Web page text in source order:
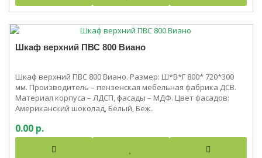
Шкаф верхний ПВС 800 Виано
Шкаф верхний ПВС 800 Виано. Размер: Ш*В*Г 800* 720*300
мм. Производитель – пензенская мебельная фабрика ДСВ.
Материал корпуса – ЛДСП, фасады – МДФ. Цвет фасадов:
Американский шоколад, Белый, Беж..
0.00 р.